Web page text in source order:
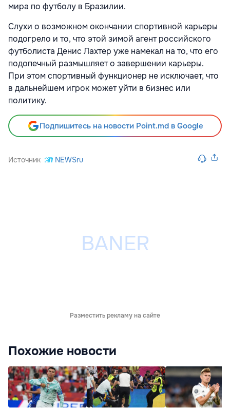
мира по футболу в Бразилии.
Слухи о возможном окончании спортивной карьеры
подогрело и то, что этой зимой агент российского
футболиста Денис Лахтер уже намекал на то, что его
подопечный размышляет о завершении карьеры.
При этом спортивный функционер не исключает, что
в дальнейшем игрок может уйти в бизнес или
политику.
Подпишитесь на новости Point.md в Google
Источник NEWSru
Разместить рекламу на сайте
Похожие новости